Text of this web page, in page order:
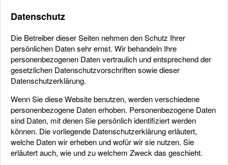
Datenschutz
Die Betreiber dieser Seiten nehmen den Schutz Ihrer
persönlichen Daten sehr ernst. Wir behandeln Ihre
personenbezogenen Daten vertraulich und entsprechend der
gesetzlichen Datenschutzvorschriften sowie dieser
Datenschutzerklärung.
Wenn Sie diese Website benutzen, werden verschiedene
personenbezogene Daten erhoben. Personenbezogene Daten
sind Daten, mit denen Sie persönlich identifiziert werden
können. Die vorliegende Datenschutzerklärung erläutert,
welche Daten wir erheben und wofür wir sie nutzen. Sie
erläutert auch, wie und zu welchem Zweck das geschieht.